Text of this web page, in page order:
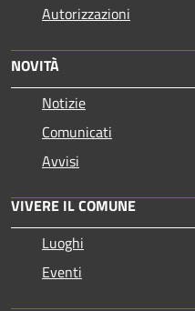
Autorizzazioni
NOVITÀ
Notizie
Comunicati
Avvisi
VIVERE IL COMUNE
Luoghi
Eventi